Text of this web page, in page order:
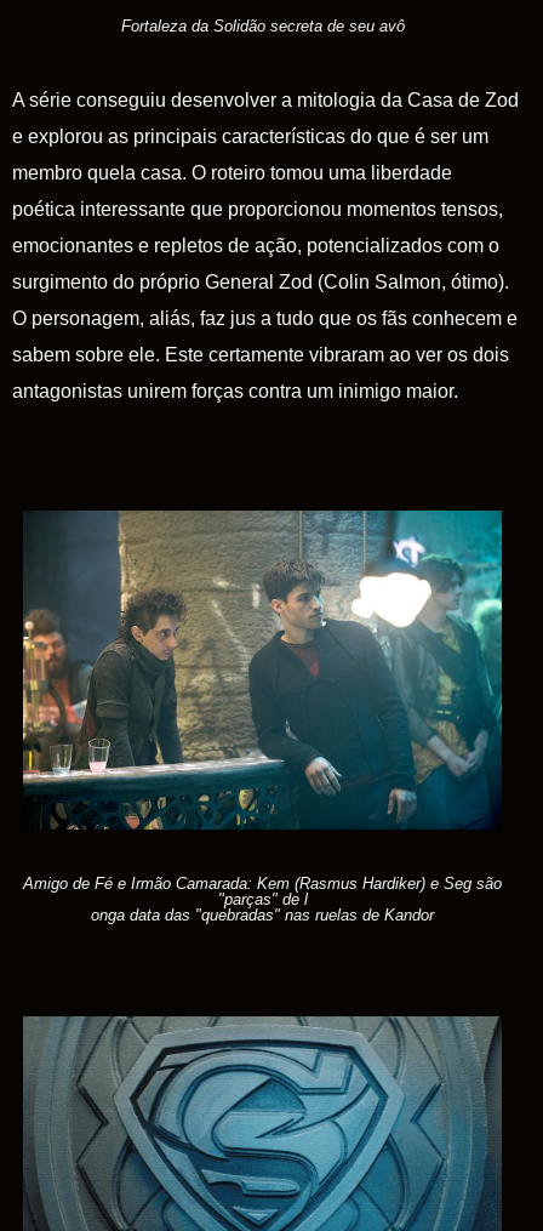
Fortaleza da Solidão secreta de seu avô
A série conseguiu desenvolver a mitologia da Casa de Zod
e explorou as principais características do que é ser um
membro quela casa. O roteiro tomou uma liberdade
poética interessante que proporcionou momentos tensos,
emocionantes e repletos de ação, potencializados com o
surgimento do próprio General Zod (Colin Salmon, ótimo).
O personagem, aliás, faz jus a tudo que os fãs conhecem e
sabem sobre ele. Este certamente vibraram ao ver os dois
antagonistas unirem forças contra um inimigo maior.
Amigo de Fé e Irmão Camarada: Kem (Rasmus Hardiker) e Seg são
"parças" de l
onga data das "quebradas" nas ruelas de Kandor